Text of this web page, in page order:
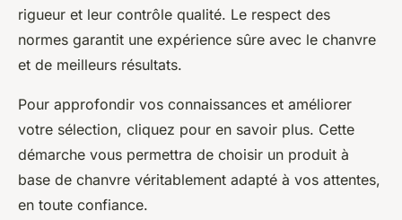
rigueur et leur contrôle qualité. Le respect des
normes garantit une expérience sûre avec le chanvre
et de meilleurs résultats.
Pour approfondir vos connaissances et améliorer
votre sélection, cliquez pour en savoir plus. Cette
démarche vous permettra de choisir un produit à
base de chanvre véritablement adapté à vos attentes,
en toute confiance.